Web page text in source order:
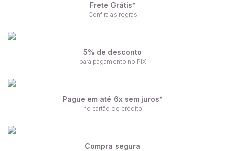
Frete Grátis*
Confira as regras
5% de desconto
para pagamento no PIX
Pague em até 6x sem juros*
no cartão de crédito
Compra segura